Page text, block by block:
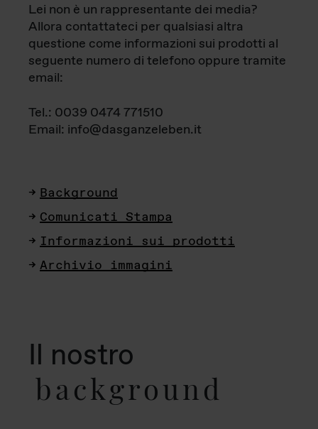
Lei non è un rappresentante dei media?
Allora contattateci per qualsiasi altra
questione come informazioni sui prodotti al
seguente numero di telefono oppure tramite
email:
Tel.: 0039 0474 771510
Email: info@dasganzeleben.it
Background
Comunicati Stampa
Informazioni sui prodotti
Archivio immagini
Il nostro
background